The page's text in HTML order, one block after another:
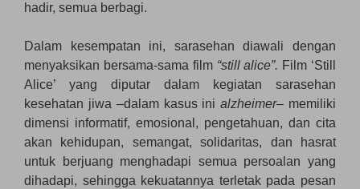
hadir, semua berbagi.
Dalam kesempatan ini, sarasehan diawali dengan
menyaksikan bersama-sama film “still alice”. Film ‘Still
Alice’ yang diputar dalam kegiatan sarasehan
kesehatan jiwa –dalam kasus inialzheimer– memiliki
dimensi informatif, emosional, pengetahuan, dan cita
akan kehidupan, semangat, solidaritas, dan hasrat
untuk berjuang menghadapi semua persoalan yang
dihadapi, sehingga kekuatannya terletak pada pesan